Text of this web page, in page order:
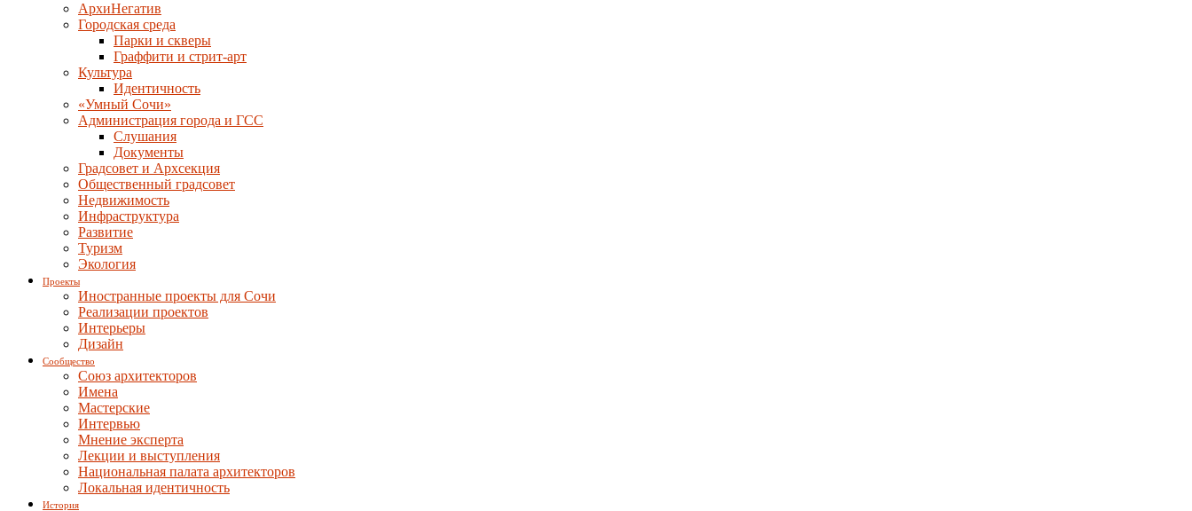
АрхиНегатив
Городская среда
Парки и скверы
Граффити и стрит-арт
Культура
Идентичность
«Умный Сочи»
Администрация города и ГСС
Слушания
Документы
Градсовет и Архсекция
Общественный градсовет
Недвижимость
Инфраструктура
Развитие
Туризм
Экология
Проекты
Иностранные проекты для Сочи
Реализации проектов
Интерьеры
Дизайн
Сообщество
Союз архитекторов
Имена
Мастерские
Интервью
Мнение эксперта
Лекции и выступления
Национальная палата архитекторов
Локальная идентичность
История